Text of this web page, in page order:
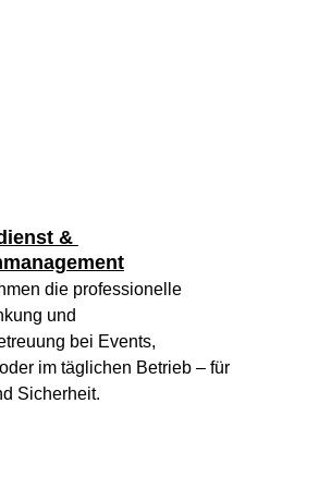
&
die professionelle
und
bei Events,
im täglichen Betrieb – für
Sicherheit.